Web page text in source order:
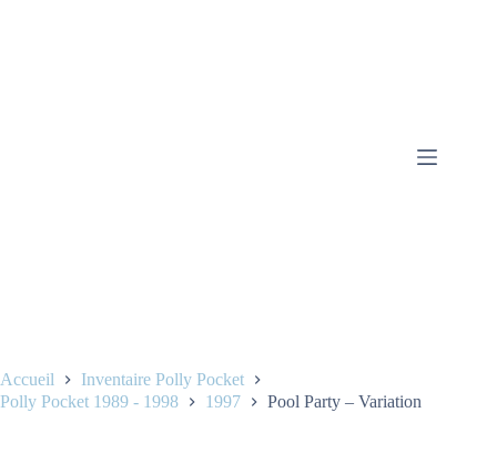
Accueil
Inventaire Polly Pocket
Polly Pocket 1989 - 1998
1997 Pool Party – Variation